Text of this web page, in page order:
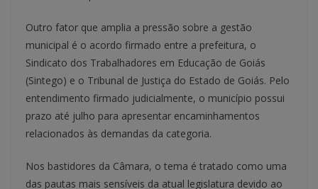
Outro fator que amplia a pressão sobre a gestão
municipal é o acordo firmado entre a prefeitura, o
Sindicato dos Trabalhadores em Educação de Goiás
(Sintego) e o Tribunal de Justiça do Estado de Goiás. Pelo
entendimento firmado judicialmente, o município possui
prazo até julho para apresentar encaminhamentos
relacionados às demandas da categoria.
Nos bastidores da Câmara, o tema é tratado como uma
das pautas mais sensíveis da atual legislatura devido ao